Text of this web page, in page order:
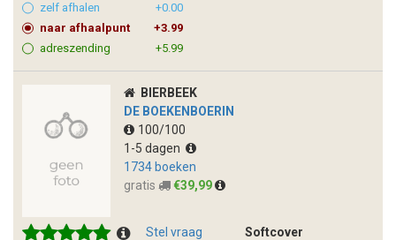
zelf afhalen
+0.00
naar afhaalpunt
+3.99
adreszending
+5.99
BIERBEEK
DE BOEKENBOERIN
100/100
1-5 dagen
1734 boeken
gratis
€39,99
Stel vraag
Softcover